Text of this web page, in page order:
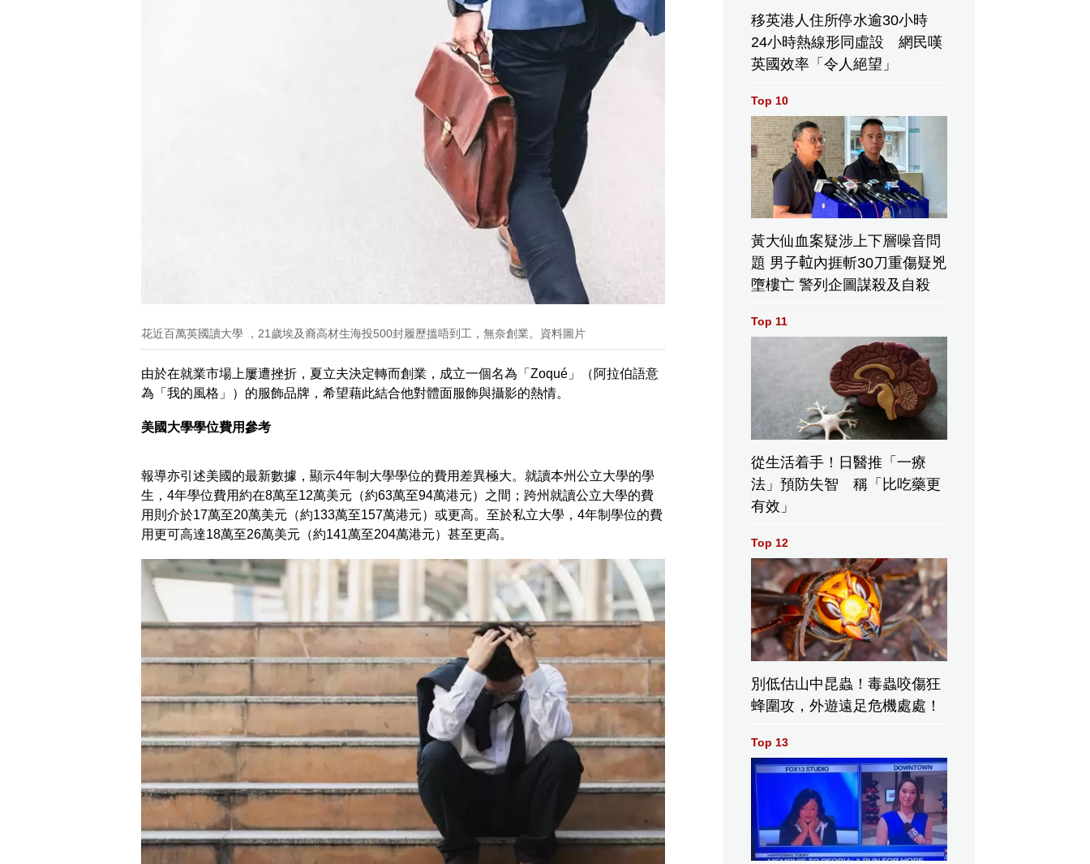
花近百萬英國讀大學 ，21歲埃及裔高材生海投500封履歷搵唔到工，無奈創業。資料圖片
由於在就業市場上屢遭挫折，夏立夫決定轉而創業，成立一個名為「Zoqué」（阿拉伯語意
為「我的風格」）的服飾品牌，希望藉此結合他對體面服飾與攝影的熱情。
美國大學學位費用參考
報導亦引述美國的最新數據，顯示4年制大學學位的費用差異極大。就讀本州公立大學的學
生，4年學位費用約在8萬至12萬美元（約63萬至94萬港元）之間；跨州就讀公立大學的費
用則介於17萬至20萬美元（約133萬至157萬港元）或更高。至於私立大學，4年制學位的費
用更可高達18萬至26萬美元（約141萬至204萬港元）甚至更高。
移英港人住所停水逾30小時
24小時熱線形同虛設 網民嘆
英國效率「令人絕望」
Top 10
黃大仙血案疑涉上下層噪音問
題 男子𨋢內捱斬30刀重傷疑兇
墮樓亡 警列企圖謀殺及自殺
Top 11
從生活着手！日醫推「一療
法」預防失智 稱「比吃藥更
有效」
Top 12
別低估山中昆蟲！毒蟲咬傷狂
蜂圍攻，外遊遠足危機處處！
Top 13